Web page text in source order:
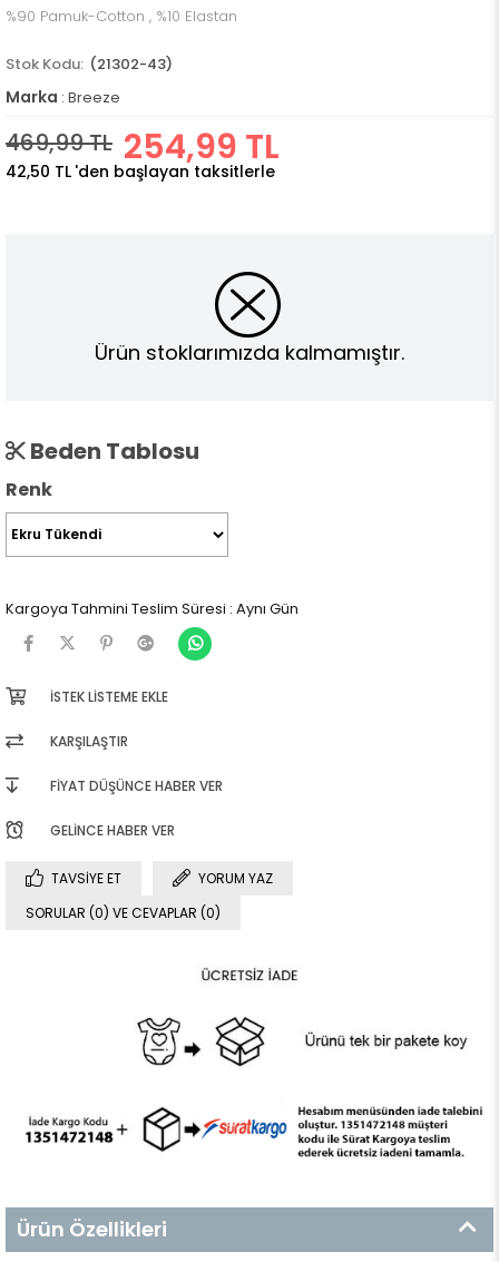
%90 Pamuk-Cotton , %10 Elastan
(21302-43)
Marka : Breeze
469,99 TL 254,99 TL
42,50 TL 'den başlayan taksitlerle
Ürün stoklarımızda kalmamıştır.
Beden Tablosu
Renk
Kargoya Tahmini Teslim Süresi : Aynı Gün
İSTEK LISTEME EKLE
KARŞILAŞTIR
FIYAT DÜŞÜNCE HABER VER
GELINCE HABER VER
TAVSIYE ET
YORUM YAZ
SORULAR (0) VE CEVAPLAR (0)
Ürün Özellikleri